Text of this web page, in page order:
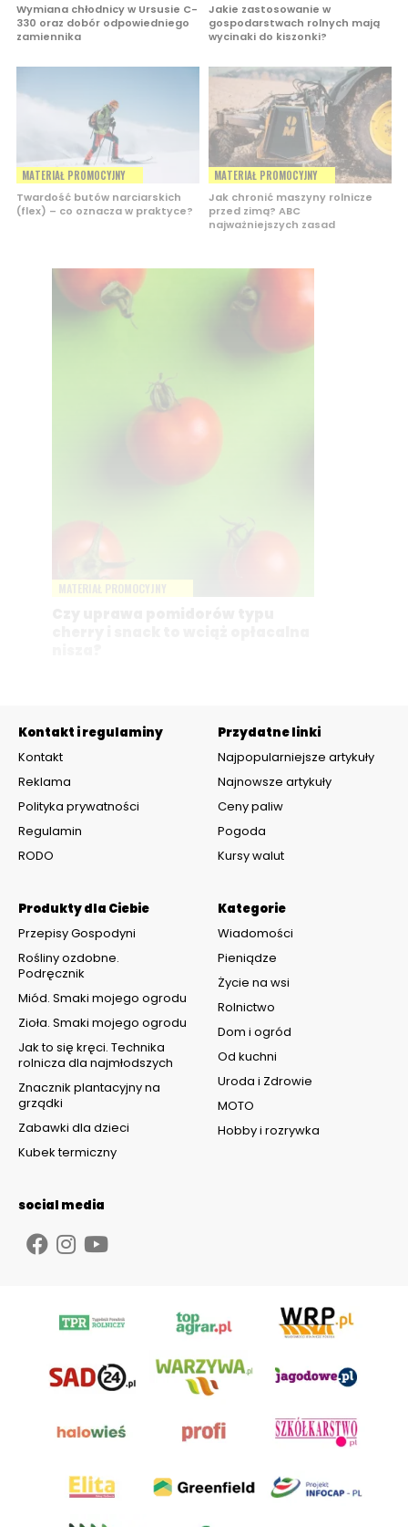
Wymiana chłodnicy w Ursusie C-
330 oraz dobór odpowiedniego
zamiennika
Jakie zastosowanie w
gospodarstwach rolnych mają
wycinaki do kiszonki?
MATERIAŁ PROMOCYJNY
Twardość butów narciarskich
(flex) – co oznacza w praktyce?
MATERIAŁ PROMOCYJNY
Jak chronić maszyny rolnicze
przed zimą? ABC
najważniejszych zasad
Kontakt i regulaminy
Kontakt
Reklama
Polityka prywatności
Regulamin
RODO
Kategorie
Wiadomości
Pieniądze
Życie na wsi
Rolnictwo
Dom i ogród
Od kuchni
Uroda i Zdrowie
MOTO
Hobby i rozrywka
Produkty dla Ciebie
Przepisy Gospodyni
Rośliny ozdobne.
Podręcznik
Miód. Smaki mojego ogrodu
Zioła. Smaki mojego ogrodu
Jak to się kręci. Technika
rolnicza dla najmłodszych
Znacznik plantacyjny na
grządki
Zabawki dla dzieci
Kubek termiczny
Przydatne linki
Najpopularniejsze artykuły
Najnowsze artykuły
Ceny paliw
Pogoda
Kursy walut
social media